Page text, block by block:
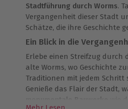
Stadtführung durch Worms.
Vergangenheit dieser Stadt
Schätze, die ihre Geschichte
Ein Blick in die
Erlebe einen Streifzug durch
alte Worms, wo Geschichte
Traditionen mit jedem Schritt
Genieße das Flair der Stadt,
monumentale Bauwerke
wie